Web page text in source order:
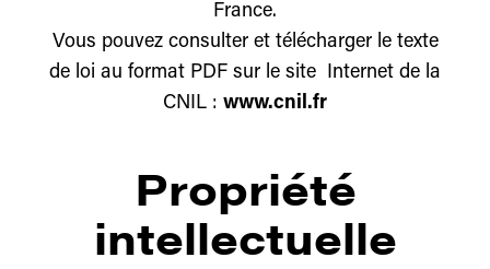
France.
Vous pouvez consulter et télécharger le texte
de loi au format PDF sur le site Internet de la
CNIL : www.cnil.fr
Propriété
intellectuelle